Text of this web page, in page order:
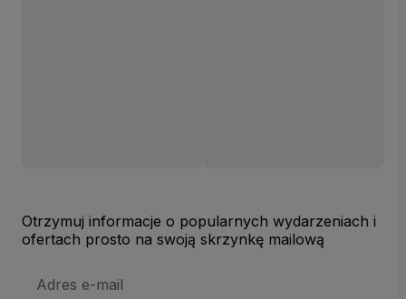
Otrzymuj informacje o popularnych wydarzeniach i
ofertach prosto na swoją skrzynkę mailową
e-